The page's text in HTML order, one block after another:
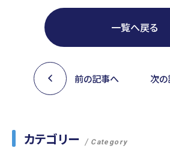
一覧へ戻る
前の記事へ 次
カテゴリー Category